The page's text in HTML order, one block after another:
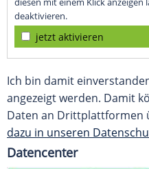
deaktivieren.
jetzt aktivieren
Ich bin damit
angezeigt werden. Damit
Daten an Drittplattformen
dazu in unseren
Datencenter